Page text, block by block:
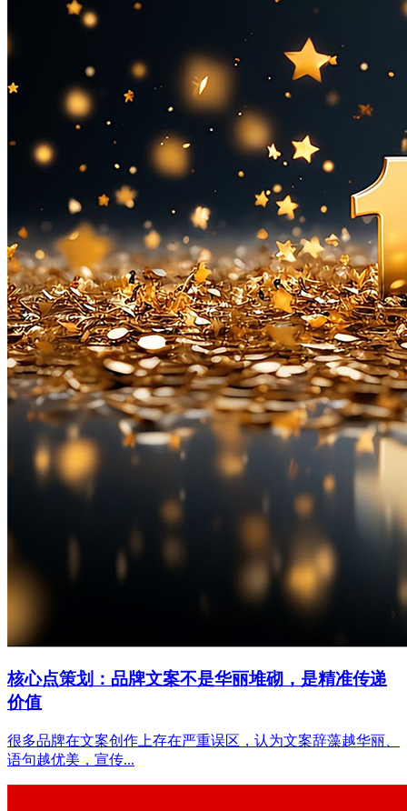
核心点策划：品牌文案不是华丽堆砌，是精准传递
价值
很多品牌在文案创作上存在严重误区，认为文案辞藻越华丽、
语句越优美，宣传...